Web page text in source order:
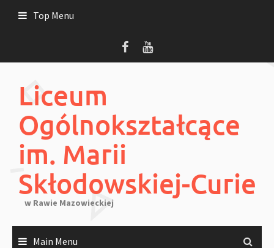
Top Menu
Liceum
Ogólnokształcące
im. Marii
Skłodowskiej-Curie
w Rawie Mazowieckiej
Main Menu